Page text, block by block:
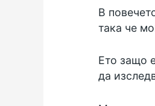
В
така че
Ето защо
да